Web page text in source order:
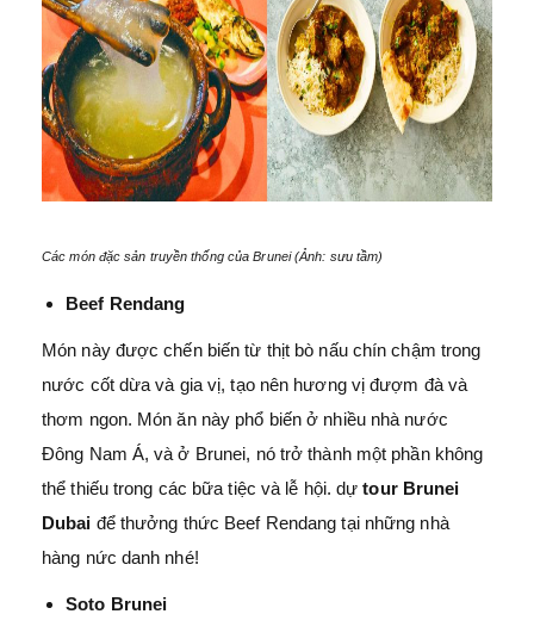
Các món đặc sản truyền thống của Brunei (Ảnh: sưu tầm)
Beef Rendang
Món này được chến biến từ thịt bò nấu chín chậm trong
nước cốt dừa và gia vị, tạo nên hương vị đượm đà và
thơm ngon. Món ăn này phổ biến ở nhiều nhà nước
Đông Nam Á, và ở Brunei, nó trở thành một phần không
thể thiếu trong các bữa tiệc và lễ hội. dự tour Brunei
Dubai để thưởng thức Beef Rendang tại những nhà
hàng nức danh nhé!
Soto Brunei